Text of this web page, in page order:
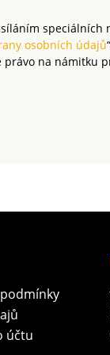
speciálních
osobních údajů
právo na námitku
účtu